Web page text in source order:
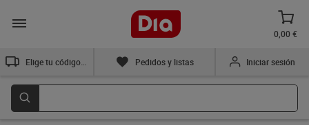
0,00 €
Pedidos y listas Iniciar sesión